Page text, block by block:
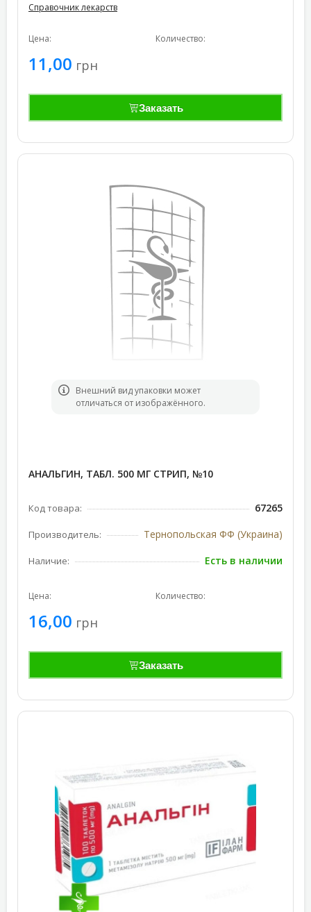
Справочник лекарств
Цена:
11,00 грн
Количество:
Заказать
Bнешний вид упаковки может
отличаться от изображённого.
АНАЛЬГИН, ТАБЛ. 500 МГ СТРИП, №10
Код товара: 67265
Производитель: Тернопольская ФФ (Украина)
Наличие: Есть в наличии
Цена:
16,00 грн
Количество:
Заказать